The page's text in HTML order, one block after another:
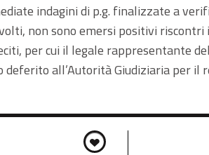
indagini di p.g. finalizzate a
non sono emersi positivi riscontri
per cui il legale rappresentante
deferito all’Autorità Giudiziaria per il